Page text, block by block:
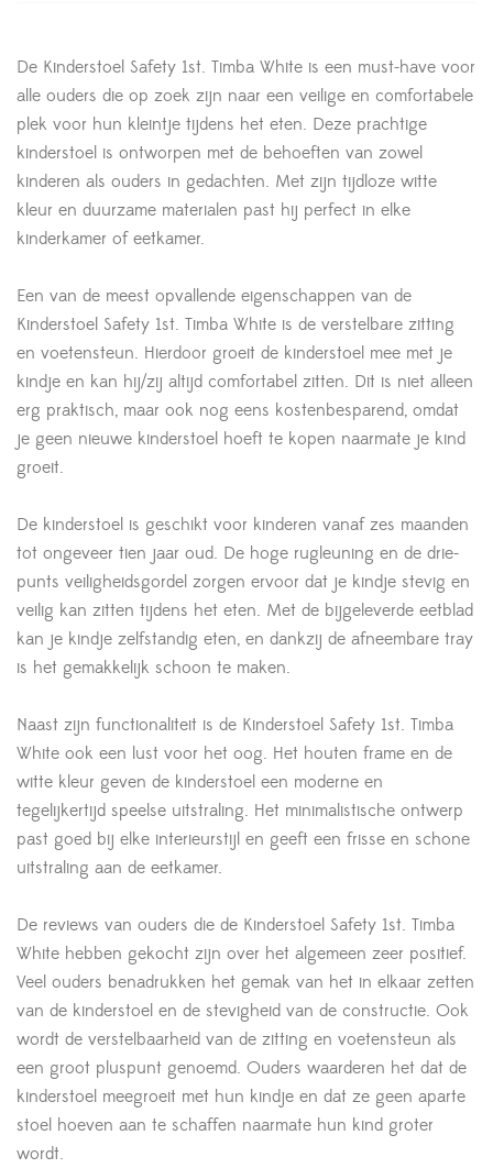
De Kinderstoel Safety 1st. Timba White is een must-have voor
alle ouders die op zoek zijn naar een veilige en comfortabele
plek voor hun kleintje tijdens het eten. Deze prachtige
kinderstoel is ontworpen met de behoeften van zowel
kinderen als ouders in gedachten. Met zijn tijdloze witte
kleur en duurzame materialen past hij perfect in elke
kinderkamer of eetkamer.
Een van de meest opvallende eigenschappen van de
Kinderstoel Safety 1st. Timba White is de verstelbare zitting
en voetensteun. Hierdoor groeit de kinderstoel mee met je
kindje en kan hij/zij altijd comfortabel zitten. Dit is niet alleen
erg praktisch, maar ook nog eens kostenbesparend, omdat
je geen nieuwe kinderstoel hoeft te kopen naarmate je kind
groeit.
De kinderstoel is geschikt voor kinderen vanaf zes maanden
tot ongeveer tien jaar oud. De hoge rugleuning en de drie-
punts veiligheidsgordel zorgen ervoor dat je kindje stevig en
veilig kan zitten tijdens het eten. Met de bijgeleverde eetblad
kan je kindje zelfstandig eten, en dankzij de afneembare tray
is het gemakkelijk schoon te maken.
Naast zijn functionaliteit is de Kinderstoel Safety 1st. Timba
White ook een lust voor het oog. Het houten frame en de
witte kleur geven de kinderstoel een moderne en
tegelijkertijd speelse uitstraling. Het minimalistische ontwerp
past goed bij elke interieurstijl en geeft een frisse en schone
uitstraling aan de eetkamer.
De reviews van ouders die de Kinderstoel Safety 1st. Timba
White hebben gekocht zijn over het algemeen zeer positief.
Veel ouders benadrukken het gemak van het in elkaar zetten
van de kinderstoel en de stevigheid van de constructie. Ook
wordt de verstelbaarheid van de zitting en voetensteun als
een groot pluspunt genoemd. Ouders waarderen het dat de
kinderstoel meegroeit met hun kindje en dat ze geen aparte
stoel hoeven aan te schaffen naarmate hun kind groter
wordt.